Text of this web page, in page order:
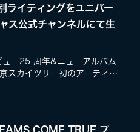
ライティングをユニバー
ス公式チャンネルにて生
ー25 周年&ニューアルバム
スカイツリー初のアーティ
COME TRUE プ